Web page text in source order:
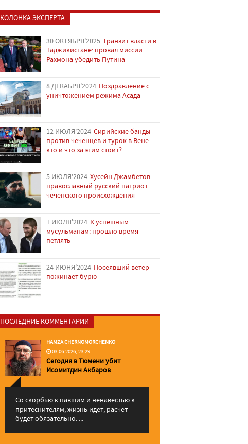
КОЛОНКА ЭКСПЕРТА
30 ОКТЯБРЯ'2025 Транзит власти в
Таджикистане: провал миссии
Рахмона убедить Путина
8 ДЕКАБРЯ'2024 Поздравление с
уничтожением режима Асада
12 ИЮЛЯ'2024 Сирийские банды
против чеченцев и турок в Вене:
кто и что за этим стоит?
5 ИЮЛЯ'2024 Хусейн Джамбетов -
православный русский патриот
чеченского происхождения
1 ИЮЛЯ'2024 К успешным
мусульманам: прошло время
петлять
24 ИЮНЯ'2024 Посеявший ветер
пожинает бурю
ПОСЛЕДНИЕ КОММЕНТАРИИ
HAMZA CHERNOMORCHENKO
03.06.2026, 23:29
Сегодня в Тюмени убит
Исомитдин Акбаров
Со скорбью к павшим и ненавестью к
притеснителям, жизнь идет, расчет
будет обязательно. ...